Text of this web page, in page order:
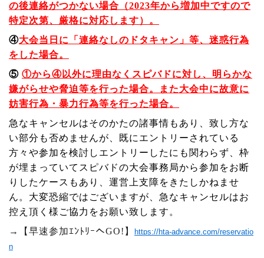
の後連絡がつかない場合（2023年から増加中ですので
特定次第、厳格に対応します）。
④大会当日に「連絡なしのドタキャン」等、迷惑行為
をした場合。
⑤ ①から④以外に理由なくスピバドに対し、明らかな
嫌がらせや脅迫等を行った場合。また大会中に故意に
妨害行為・暴力行為等を行った場合。
急なキャンセルはそのかたの諸事情もあり、致し方な
い部分も否めませんが、既にエントリーされている
方々や参加を検討しエントリーしたにも関わらず、枠
が埋まっていてスピバドの大会事務局から参加をお断
りしたケースもあり、運営上支障をきたしかねませ
ん。大変恐縮ではございますが、急なキャンセルはお
控え頂く様ご協力をお願い致します。
→【早速参加ｴﾝﾄﾘｰへGO!】
https://hta-advance.com/reservatio
n